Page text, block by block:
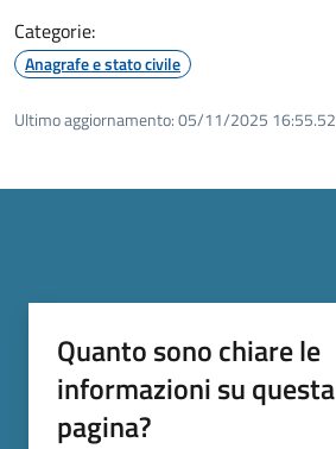
Categorie:
Anagrafe e stato civile
Ultimo aggiornamento:05/11/2025 16:55.52
Quanto sono chiare le
informazioni su questa
pagina?